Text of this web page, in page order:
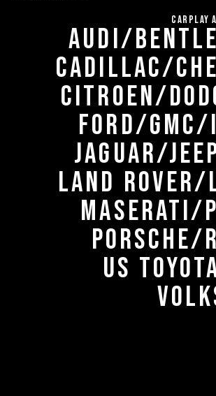
CarPlay
AUDI/
CADILLAC/
CITROEN/
FORD/
JAGUAR/
LAND ROVER/
MASERATI/
PORSCHE/
US